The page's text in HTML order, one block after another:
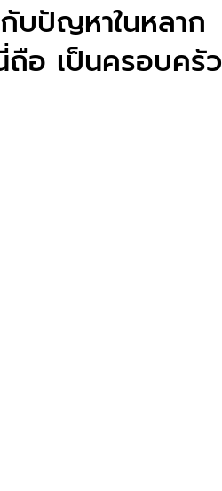
บปัญหาในหลาก
อ เป็นครอบครัว